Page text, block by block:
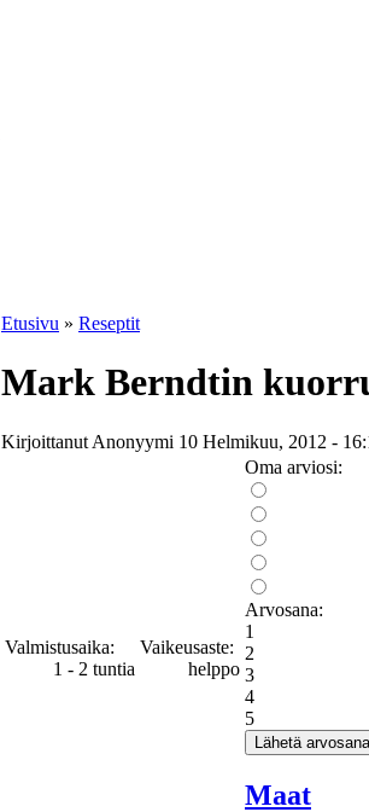
Etusivu » Reseptit
Mark Berndtin
Kirjoittanut Anonyymi 10 Helmikuu, 2012 -
Valmistusaika:
1 - 2 tuntia
Vaikeusaste:
helppo
Oma arviosi:
Arvosana:
1
2
3
4
5
Maat